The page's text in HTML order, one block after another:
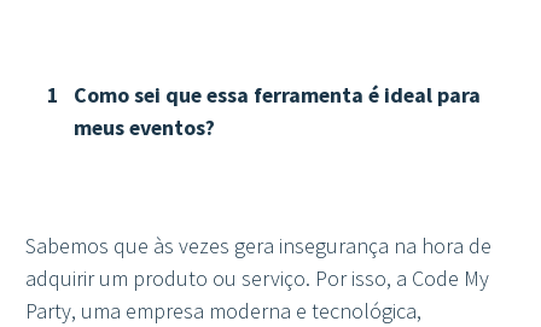
Como sei que essa ferramenta é ideal para
meus eventos?
Sabemos que às vezes gera insegurança na hora de
adquirir um produto ou serviço. Por isso, a Code My
Party, uma empresa moderna e tecnológica,